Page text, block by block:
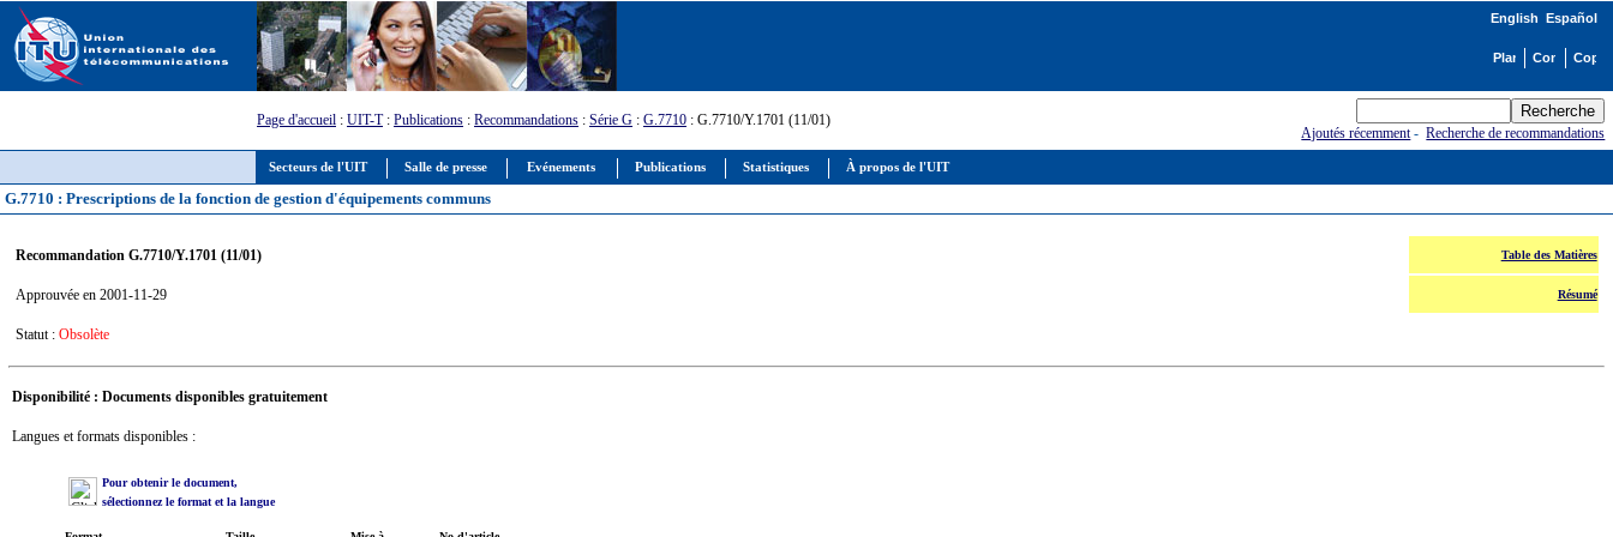
Secteurs de l'UIT Salle de presse Evénements Publications Statistiques À propos de l'UIT
English Español
Page d'accueil : UIT-T: Publications : Recommandations : Série G : G.7710 : G.7710/Y.1701 (11/01)
Ajoutés récemment-Recherche de recommandations
G.7710 : Prescriptions de la fonction de gestion d'équipements communs
Recommandation G.7710/Y.1701 (11/01)
Approuvée en 2001-11-29
Statut : Obsolète
Table des Matières
Résumé
Disponibilité : Documents disponibles gratuitement
Langues et formats disponibles :
Pour obtenir le document,
sélectionnez le format et la langue